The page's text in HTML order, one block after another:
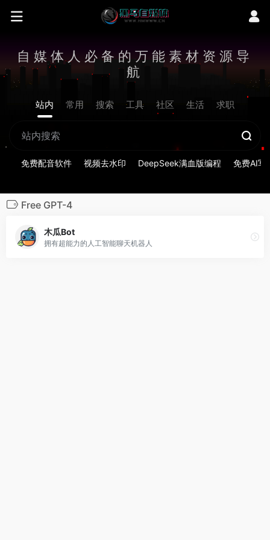
自媒体人必备的万能素材资源导
航
站内 常用 搜索 工具 社区 生活 求职
免费配音软件 视频去水印 DeepSeek满血版编程 免费AI写
Free GPT-4
木瓜Bot
拥有超能力的人工智能聊天机器人